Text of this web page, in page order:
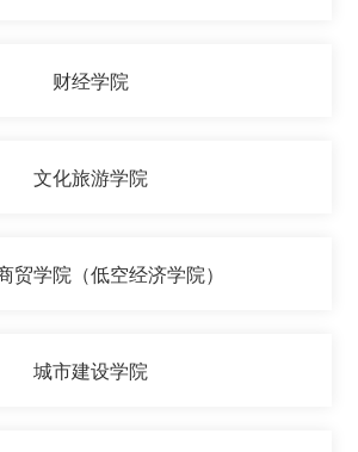
财经学院
文化旅游学院
贸学院（低空经济学院）
城市建设学院